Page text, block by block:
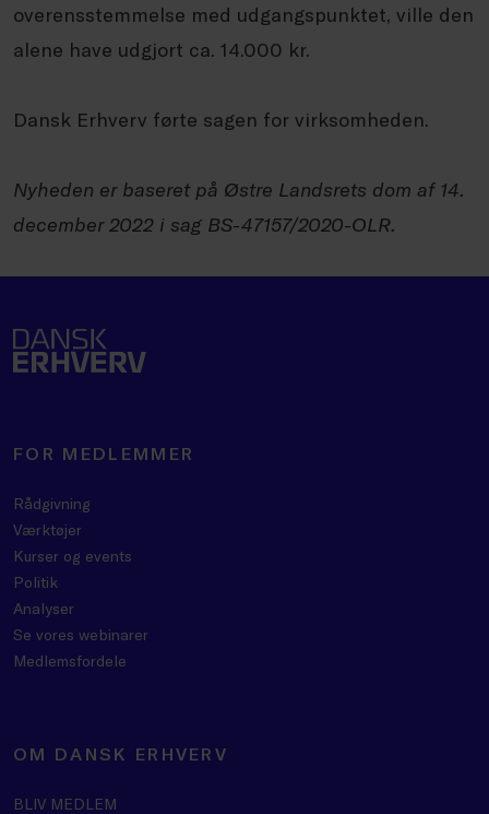
overensstemmelse med udgangspunktet, ville den
alene have udgjort ca. 14.000 kr.
Dansk Erhverv førte sagen for virksomheden.
Nyheden er baseret på Østre Landsrets dom af 14.
december 2022 i sag BS-47157/2020-OLR.
FOR MEDLEMMER
Rådgivning
Værktøjer
Kurser og events
Politik
Analyser
Se vores webinarer
Medlemsfordele
OM DANSK ERHVERV
BLIV MEDLEM